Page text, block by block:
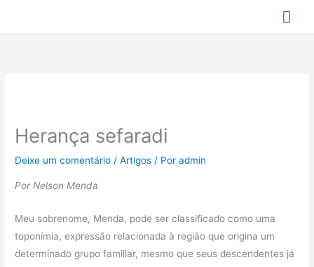
Herança sefaradi
Deixe um comentário /Artigos / Poradmin
Por Nelson Menda
Meu sobrenome, Menda, pode ser classificado como uma
toponímia, expressão relacionada à região que origina um
determinado grupo familiar, mesmo que seus descendentes já